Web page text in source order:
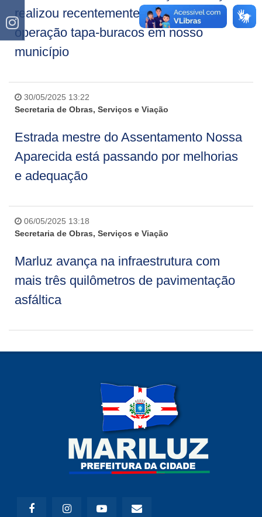
realizou recentemente mais uma
operação tapa-buracos em nosso
município
30/05/2025 13:22
Secretaria de Obras, Serviços e Viação
Estrada mestre do Assentamento Nossa
Aparecida está passando por melhorias
e adequação
06/05/2025 13:18
Secretaria de Obras, Serviços e Viação
Marluz avança na infraestrutura com
mais três quilômetros de pavimentação
asfáltica